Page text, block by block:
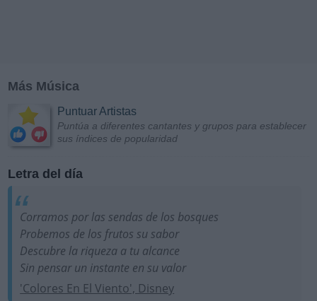
Más Música
Puntuar Artistas
Puntúa a diferentes cantantes y grupos para establecer
sus índices de popularidad
Letra del día
Corramos por las sendas de los bosques
Probemos de los frutos su sabor
Descubre la riqueza a tu alcance
Sin pensar un instante en su valor
'Colores En El Viento', Disney